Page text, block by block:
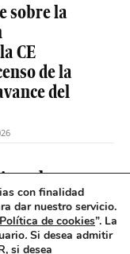
sobre la
CE
de la
del
un
para
digital de
con finalidad
dar nuestro servicio.
Política de cookies”. La
. Si desea admitir
si desea